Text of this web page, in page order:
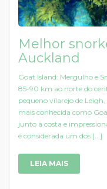
Melhor
Auckland
Goat Island: Mergulho e
85-90 km ao norte do
pequeno vilarejo de
mais conhecida como
junto à costa e
é considerada um dos [...]
LEIA MAIS